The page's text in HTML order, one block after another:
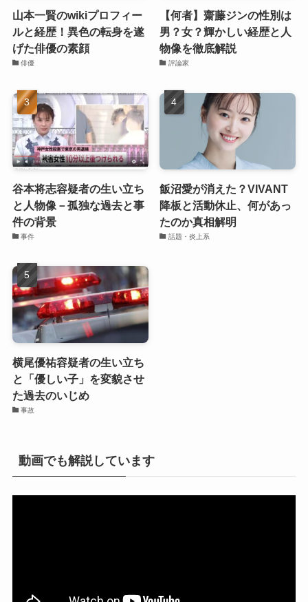
山本一賢のwikiプロフィー
ルと経歴！異色の転身を遂
げた俳優の素顔
俳優
【何者】齋藤ジンの性別は
男？女？輝かしい経歴と人
物像を徹底解説
評論家
谷本将志容疑者の生い立ち
と人物像－孤独な過去と事
件の背景
事件
飯沼愛が消えた？VIVANT
降板と活動休止、何があっ
たのか真相解明
話題・炎上系
横尾優祐容疑者の生い立ち
と「優しい子」を変貌させ
た過去のいじめ
事故
動画でも解説しています